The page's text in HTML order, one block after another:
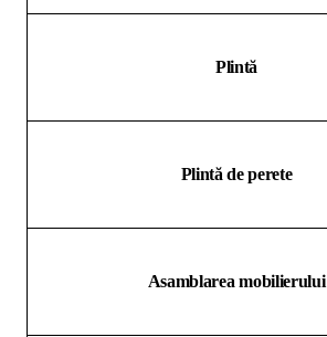
Plintă
Plintă de perete
Asamblarea mobilierului